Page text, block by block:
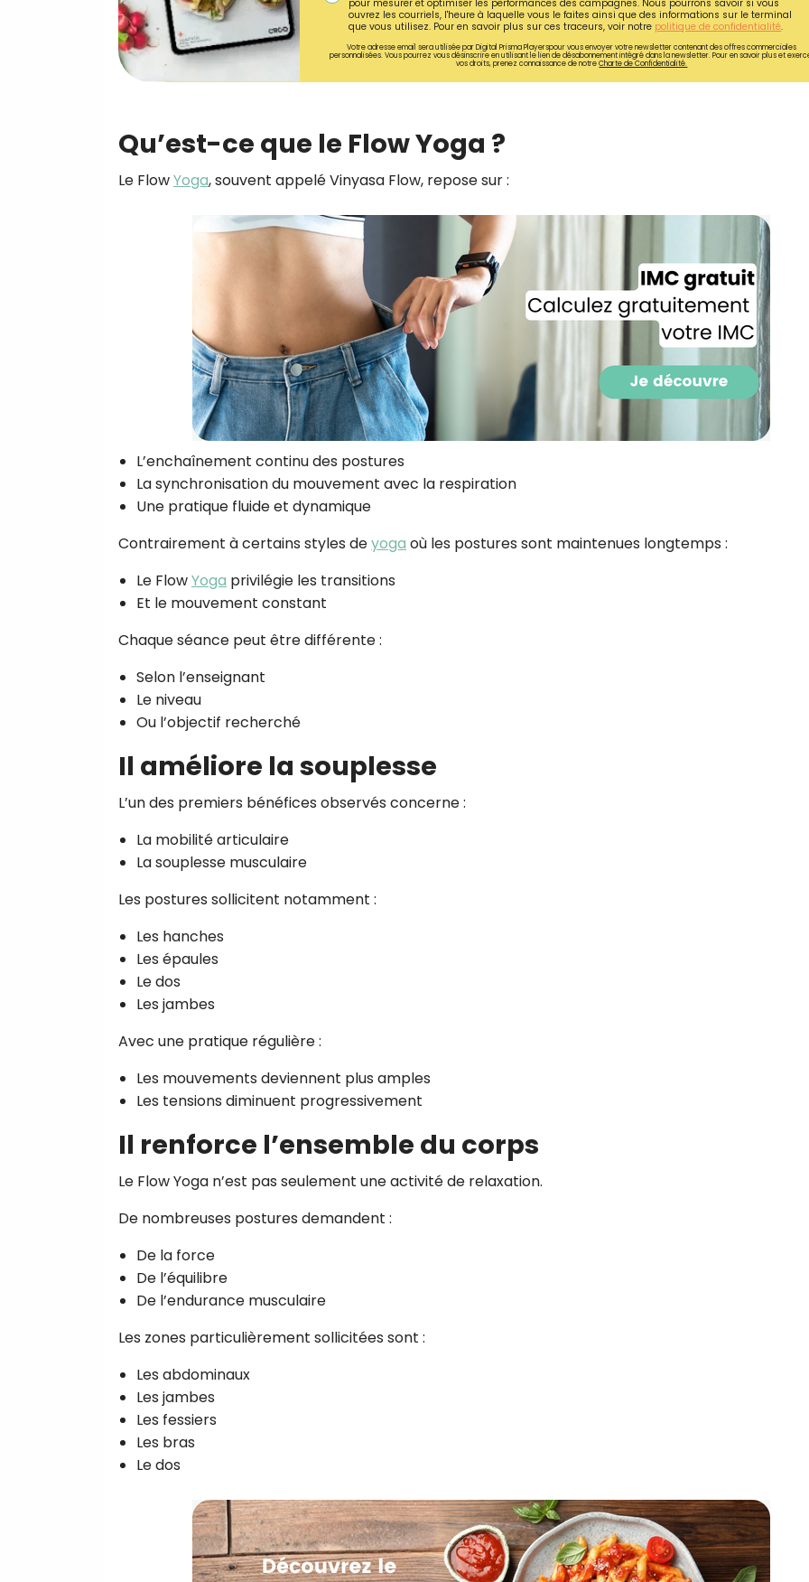
pour mesurer et optimiser les performances des campagnes. Nous pourrons savoir si vous
ouvrez les courriels, l'heure à laquelle vous le faites ainsi que des informations sur le terminal
que vous utilisez. Pour en savoir plus sur ces traceurs, voir notre politique de confidentialité.
Votre adresse email sera utilisée par Digital Prisma Playerspour vous envoyer votre newsletter contenant des offres commerciales
personnalisées. Vous pourrez vous désinscrire en utilisant le lien de désabonnement intégré dans la newsletter. Pour en savoir plus et
vos droits, prenez connaissance de notreCharte de Confidentialité.
Qu’est-ce que le Flow Yoga ?
Le FlowYoga, souvent appelé Vinyasa Flow, repose sur :
L’enchaînement continu des postures
La synchronisation du mouvement avec la respiration
Une pratique fluide et dynamique
Contrairement à certains styles deyoga où les postures sont maintenues longtemps :
Le FlowYoga privilégie les transitions
Et le mouvement constant
Chaque séance peut être différente :
Selon l’enseignant
Le niveau
Ou l’objectif recherché
Il améliore la souplesse
L’un des premiers bénéfices observés concerne :
La mobilité articulaire
La souplesse musculaire
Les postures sollicitent notamment :
Les hanches
Les épaules
Le dos
Les jambes
Avec une pratique régulière :
Les mouvements deviennent plus amples
Les tensions diminuent progressivement
Il renforce l’ensemble du corps
Le Flow Yoga n’est pas seulement une activité de relaxation.
De nombreuses postures demandent :
De la force
De l’équilibre
De l’endurance musculaire
Les zones particulièrement sollicitées sont :
Les abdominaux
Les jambes
Les fessiers
Les bras
Le dos
Je consens à ce que la société
Prisma Players analyse le taux
Je reçois mon cadeau !
Votre adresse email sera utilisée par Digital Prisma
envoyer votre newsletter contenant des offres
personnalisées. Vous pourrez vous désinscrire en
désabonnement intégré dans la newsletter. Pour en
exercer vos droits, prenez connaissance de notre